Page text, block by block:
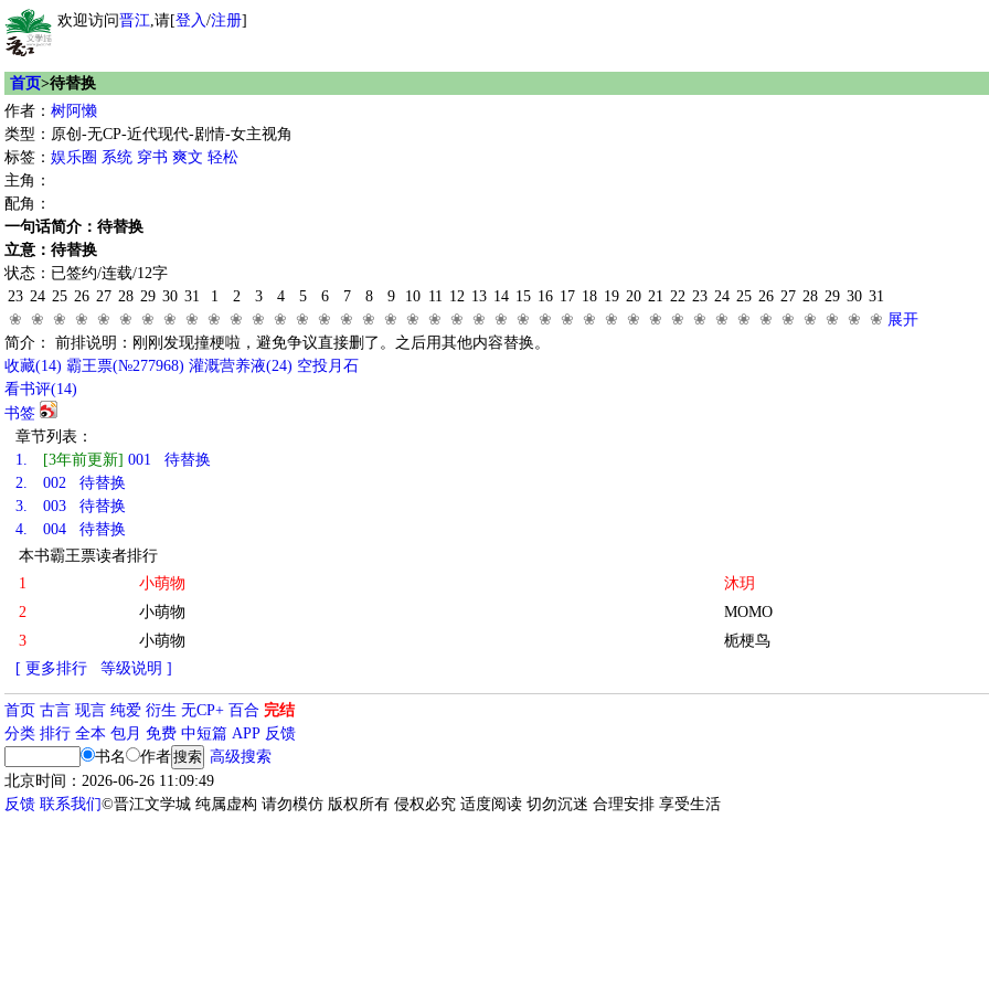
欢迎访问晋江,请[登入/注册]
首页>待替换
作者： 树阿懒
类型：原创-无CP-近代现代-剧情-女主视角
标签： 娱乐圈 系统 穿书 爽文 轻松
主角：
配角：
一句话简介：待替换
立意：待替换
状态：已签约/连载/12字
23
❀
24
❀
25
❀
26
❀
27
❀
28
❀
29
❀
30
❀
31
❀
1
❀
2
❀
3
❀
4
❀
5
❀
6
❀
7
❀
8
❀
9
❀
10
❀
11
❀
12
❀
13
❀
14
❀
15
❀
16
❀
17
❀
18
❀
19
❀
20
❀
21
❀
22
❀
23
❀
24
❀
25
❀
26
❀
27
❀
28
❀
29
❀
30
❀
31
❀ 展开
简介： 前排说明：刚刚发现撞梗啦，避免争议直接删了。之后用其他内容替换。
收藏(14) 霸王票(№277968) 灌溉营养液(24) 空投月石
看书评(14)
书签
章节列表：
1.
[3年前更新] 001 待替换
2.
002 待替换
3.
003 待替换
4.
004 待替换
本书霸王票读者排行
1
小萌物 沐玥
2
小萌物 MOMO
3
小萌物 栀梗鸟
[ 更多排行
等级说明 ]
首页 古言 现言 纯爱 衍生 无CP+ 百合 完结
分类 排行 全本 包月 免费 中短篇 APP 反馈
书名
作者
高级搜索
北京时间：2026-06-26 11:09:49
反馈 联系我们©晋江文学城 纯属虚构 请勿模仿 版权所有 侵权必究 适度阅读 切勿沉迷 合理安排 享受生活